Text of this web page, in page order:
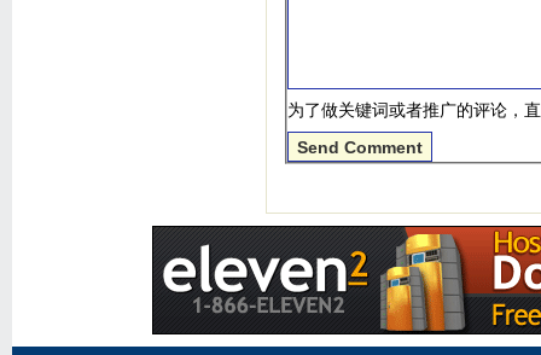
为了做关键词或者推广的评论，